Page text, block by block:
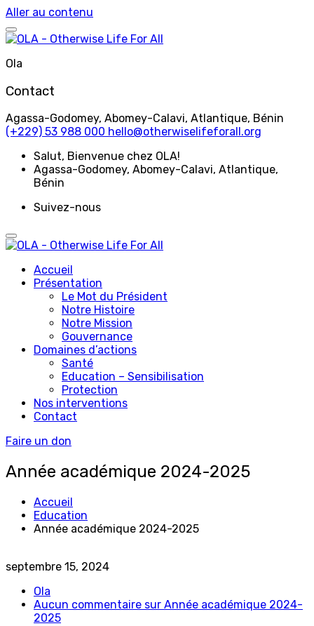
Aller au contenu
Ola
Contact
Agassa-Godomey, Abomey-Calavi, Atlantique, Bénin
(+229) 53 988 000 hello@otherwiselifeforall.org
Salut, Bienvenue chez OLA!
Agassa-Godomey, Abomey-Calavi, Atlantique,
Bénin
Suivez-nous
Accueil
Présentation
Le Mot du Président
Notre Histoire
Notre Mission
Gouvernance
Domaines d’actions
Santé
Education – Sensibilisation
Protection
Nos interventions
Contact
Faire un don
Année académique 2024-2025
Accueil
Education
Année académique 2024-2025
septembre 15, 2024
Ola
Aucun commentaire sur Année académique 2024-
2025